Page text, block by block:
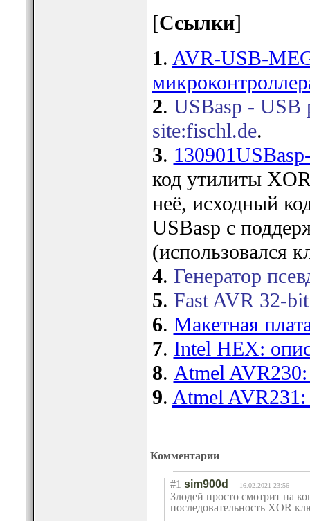
[Ссылки]
1. AVR-USB-
2. USBasp - USB
site:fischl.de.
3.
код утилиты
неё, исходный
USBasp с
(использовался
4. Генератор
5. Fast AVR 32-
6. Макетная
7. Intel HEX:
8. Atmel
9. Atmel
Комментарии
#1 sim900d 16.02.2021 23:56
Злодей просто смотрит на
последовательность XOR